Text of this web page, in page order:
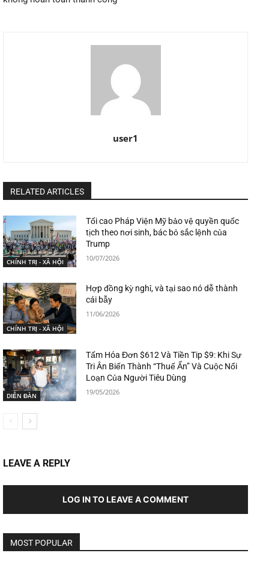
user1
RELATED ARTICLES
CHÍNH TRỊ - XÃ HỘI
Tối cao Pháp Viện Mỹ bảo vệ quyền quốc
tịch theo nơi sinh, bác bỏ sắc lệnh của
Trump
10/07/2026
CHÍNH TRỊ - XÃ HỘI
Hợp đồng kỳ nghỉ, và tại sao nó dễ thành
cái bẫy
11/06/2026
DIỄN ĐÀN
Tấm Hóa Đơn $612 Và Tiền Tip $9: Khi Sự
Tri Ân Biến Thành “Thuế Ẩn” Và Cuộc Nổi
Loạn Của Người Tiêu Dùng
19/05/2026
LEAVE A REPLY
LOG IN TO LEAVE A COMMENT
MOST POPULAR